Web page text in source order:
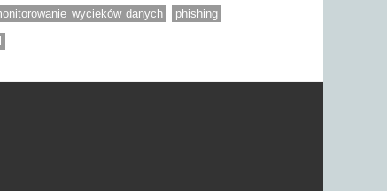
wycieków danych phishing